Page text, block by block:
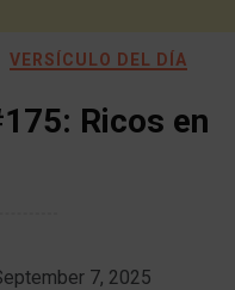
VERSÍCULO DEL DÍA
Ricos en
7, 2025